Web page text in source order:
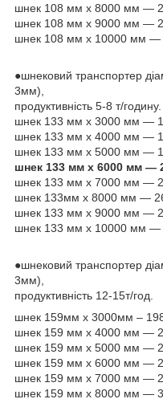
шнек 108 мм х 8000 мм —
шнек 108 мм х 9000 мм —
шнек 108 мм х 10000 мм —
●шнековий транспортер
3мм),
продуктивність 5-8 т/годину.
шнек 133 мм х 3000 мм —
шнек 133 мм х 4000 мм —
шнек 133 мм х 5000 мм —
шнек 133 мм х 6000 мм —
шнек 133 мм х 7000 мм —
шнек 133мм х 8000 мм —
шнек 133 мм х 9000 мм —
шнек 133 мм х 10000 мм —
●шнековий транспортер
3мм),
продуктивність 12-15т/год.
шнек 159мм х 3000мм –
шнек 159 мм х 4000 мм —
шнек 159 мм х 5000 мм —
шнек 159 мм х 6000 мм —
шнек 159 мм х 7000 мм —
шнек 159 мм х 8000 мм —